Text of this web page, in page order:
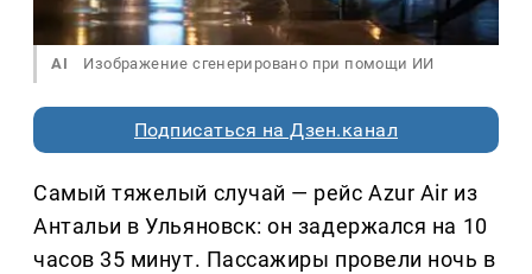
AI Изображение сгенерировано при помощи ИИ
Подписаться на Дзен.канал
Самый тяжелый случай — рейс Azur Air из
Антальи в Ульяновск: он задержался на 10
часов 35 минут. Пассажиры провели ночь в